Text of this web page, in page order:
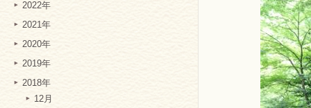
2022年
2021年
2020年
2019年
2018年
12月